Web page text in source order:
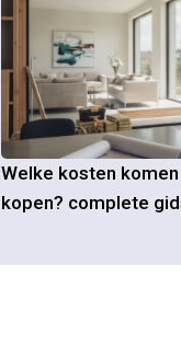
Welke kosten
kopen? complete